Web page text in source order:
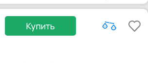
Купить